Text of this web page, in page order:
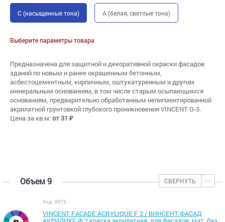
C (насыщенные тона) A (белая, светлые тона)
Выберите параметры товара
Предназначена для защитной и декоративной окраски фасадов
зданий по новым и ранее окрашенным бетонным,
асбестоцементным, кирпичным, оштукатуренным и другим
минеральным основаниям, в том числе старым осыпающимся
основаниям, предварительно обработанным непигментированной
акрилатной грунтовкой глубокого проникновения VINCENT G-3.
Цена за кв.м:от 31 ₽
Объем 9 СВЕРНУТЬ
Код: 3973
VINCENT FACADE ACRYLIQUE F 2 / ВИНСЕНТ ФАСАД